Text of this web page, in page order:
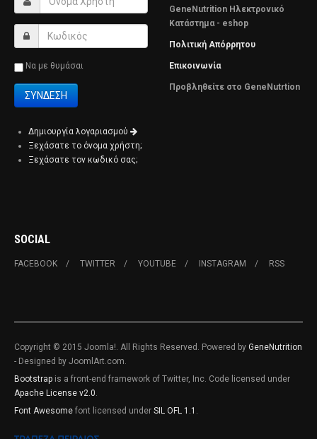
Να με θυμάσαι
Δημιουργία λογαριασμού
Ξεχάσατε το όνομα χρήστη;
Ξεχάσατε τον κωδικό σας;
GeneNutrition Ηλεκτρονικό
Κατάστημα - eshop
Πολιτική Απόρρητου
Επικοινωνία
Προβληθείτε στο GeneNutrtion
SOCIAL
FACEBOOK TWITTER YOUTUBE INSTAGRAM RSS
Copyright © 2015 Joomla!. All Rights Reserved. Powered by GeneNutrition
- Designed by JoomlArt.com.
Bootstrap is a front-end framework of Twitter, Inc. Code licensed under
Apache License v2.0
Font Awesome font licensed under SIL OFL 1.1